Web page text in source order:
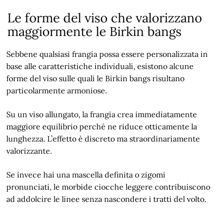
Le forme del viso che valorizzano
maggiormente le Birkin bangs
Sebbene qualsiasi frangia possa essere personalizzata in
base alle caratteristiche individuali, esistono alcune
forme del viso sulle quali le Birkin bangs risultano
particolarmente armoniose.
Su un viso allungato, la frangia crea immediatamente
maggiore equilibrio perché ne riduce otticamente la
lunghezza. L’effetto è discreto ma straordinariamente
valorizzante.
Se invece hai una mascella definita o zigomi
pronunciati, le morbide ciocche leggere contribuiscono
ad addolcire le linee senza nascondere i tratti del volto.